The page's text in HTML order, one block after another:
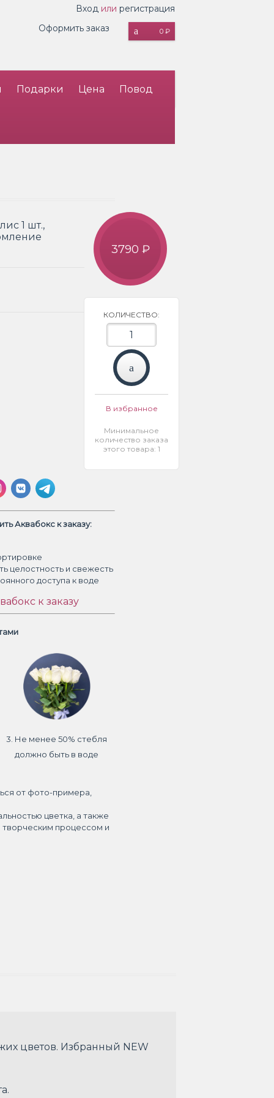
Вход или регистрация
0 ₽
Оформить заказ
Подарки Цена Повод
1 шт.,
3790 ₽
КОЛИЧЕСТВО:
В избранное
Минимальное
количество заказа
этого товара: 1
Аквабокс к заказу:
целостность и свежесть
доступа к воде
к заказу
3. Не менее 50% стебля
должно быть в воде
от фото-примера,
цветка, а также
творческим процессом и
цветов. Избранный NEW